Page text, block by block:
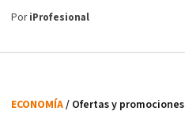
PoriProfesional
ECONOMÍA/ Ofertas y promociones